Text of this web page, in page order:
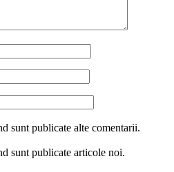
sunt publicate alte comentarii.
sunt publicate articole noi.